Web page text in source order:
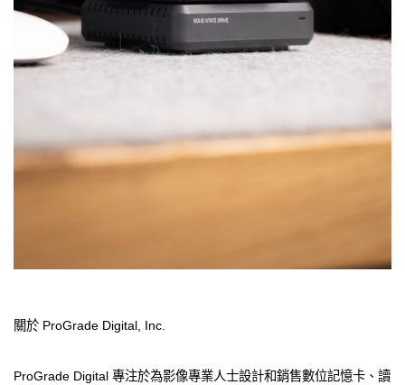
關於 ProGrade Digital, Inc.
ProGrade Digital 專注於為影像專業人士設計和銷售數位記憶卡、讀